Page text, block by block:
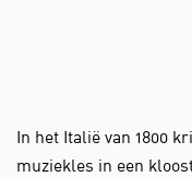
In het Italië van 1800
muziekles in een